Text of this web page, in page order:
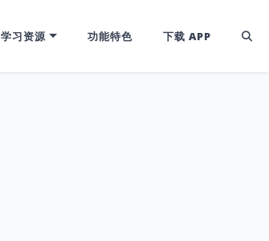
学习资源 功能特色 下载 APP